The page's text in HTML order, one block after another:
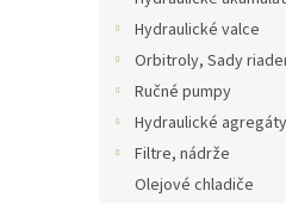
Hydraulické valce
Orbitroly, Sady
Ručné pumpy
Hydraulické agregáty
Filtre, nádrže
Olejové chladiče